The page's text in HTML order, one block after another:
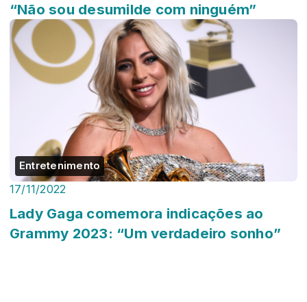
“Não sou desumilde com ninguém”
Entretenimento
17/11/2022
Lady Gaga comemora indicações ao
Grammy 2023: “Um verdadeiro sonho”